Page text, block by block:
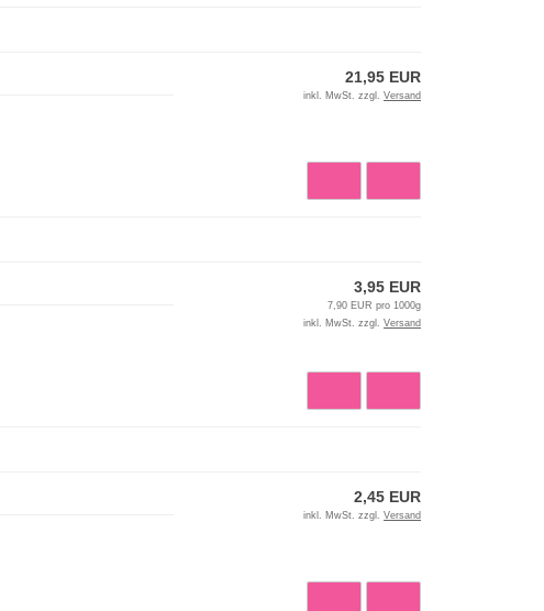
21,95 EUR
inkl. MwSt. zzgl. Versand
3,95 EUR
7,90 EUR pro 1000g
inkl. MwSt. zzgl. Versand
2,45 EUR
inkl. MwSt. zzgl. Versand